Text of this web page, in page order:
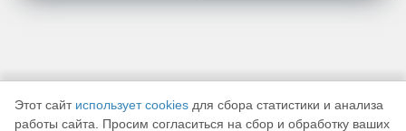
Этот сайт использует cookies для сбора статистики и анализа
работы сайта. Просим согласиться на сбор и обработку ваших